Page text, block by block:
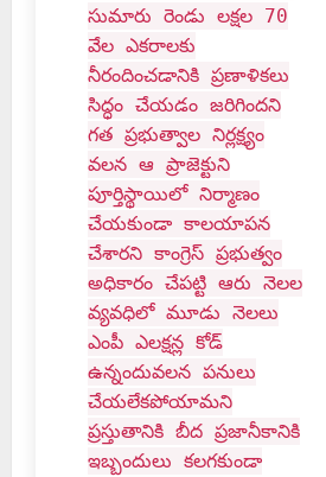
సుమారు రెండు లక్షల 70
వేల ఎకరాలకు
నీరందించడానికి ప్రణాళికలు
సిద్ధం చేయడం జరిగిందని
గత ప్రభుత్వాల నిర్లక్ష్యం
వలన ఆ ప్రాజెక్టుని
పూర్తిస్థాయిలో నిర్మాణం
చేయకుండా కాలయాపన
చేశారని కాంగ్రెస్ ప్రభుత్వం
అధికారం చేపట్టి ఆరు నెలల
వ్యవధిలో మూడు నెలలు
ఎంపీ ఎలక్షన్ల కోడ్
ఉన్నందువలన పనులు
చేయలేకపోయామని
ప్రస్తుతానికి బీద ప్రజానీకానికి
ఇబ్బందులు కలగకుండా